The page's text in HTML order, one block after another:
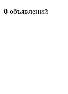
0 объявлений